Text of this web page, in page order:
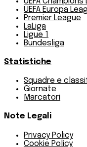
UEFA Europa
Premier League
LaLiga
Ligue 1
Bundesliga
Statistiche
Squadre e
Giornate
Marcatori
Note Legali
Privacy Policy
Cookie Policy